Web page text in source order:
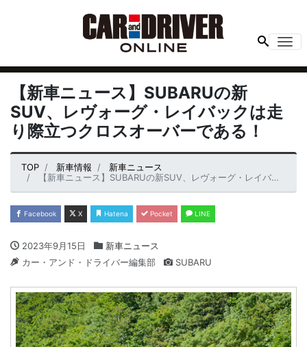
【新車ニュース】SUBARUの新
SUV、レヴォーグ・レイバックは走
り際立つクロスオーバーである！
TOP 新車情報
新車ニュース
【新車ニュース】SUBARUの新SUV、レヴォーグ・レイバックは走り際立つクロスオーバーである！
Facebook X Hatena Pocket LINE
2023年9月15日
新車ニュース
カー・アンド・ドライバー編集部
SUBARU